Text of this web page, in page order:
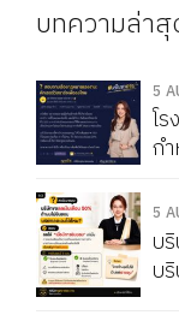
บทความล่า
5
โ
ก
5
บ
บ